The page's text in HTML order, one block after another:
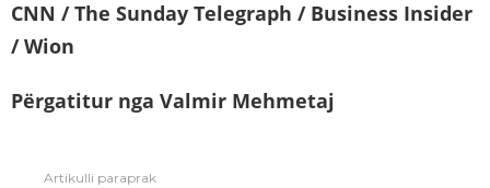
CNN / The Sunday Telegraph / Business Insider
/ Wion
Përgatitur nga Valmir Mehmetaj
Artikulli paraprak